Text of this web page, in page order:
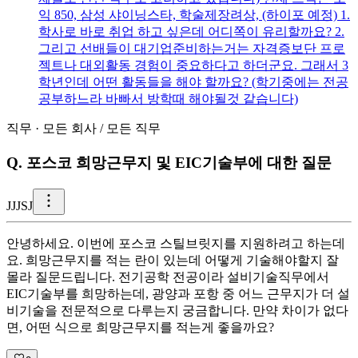
익 850, 삼성 샤이닝스타, 학술제장려상, (하이포 예정) 1.
학사로 바로 취업 하고 싶은데 어디쪽이 유리할까요? 2.
그리고 선배들이 대기업준비하는거는 자격증보단 프로
젝트나 대외활동 경험이 중요하다고 하더군요. 그래서 3
학년인데 어떤 활동들을 해야 할까요? (학기중에는 전공
공부하느라 바빠서 방학때 해야될것 같습니다)
직무 · 모든 회사 / 모든 직무
Q. 포스코 희망근무지 및 EIC기술부에 대한 질문
JJJSJ
안녕하세요. 이번에 포스코 스틸브릿지를 지원하려고 하는데
요. 희망근무지를 적는 란이 있는데 어떻게 기술해야할지 잘
몰라 질문드립니다. 전기공학 전공이라 설비기술직무에서
EIC기술부를 희망하는데, 광양과 포항 중 어느 근무지가 더 설
비기술을 전문적으로 다루는지 궁금합니다. 만약 차이가 없다
면, 어떤 식으로 희망근무지를 적는게 좋을까요?